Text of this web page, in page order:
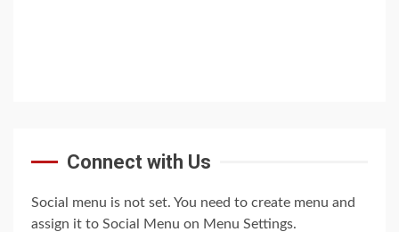
Connect with Us
Social menu is not set. You need to create menu and
assign it to Social Menu on Menu Settings.